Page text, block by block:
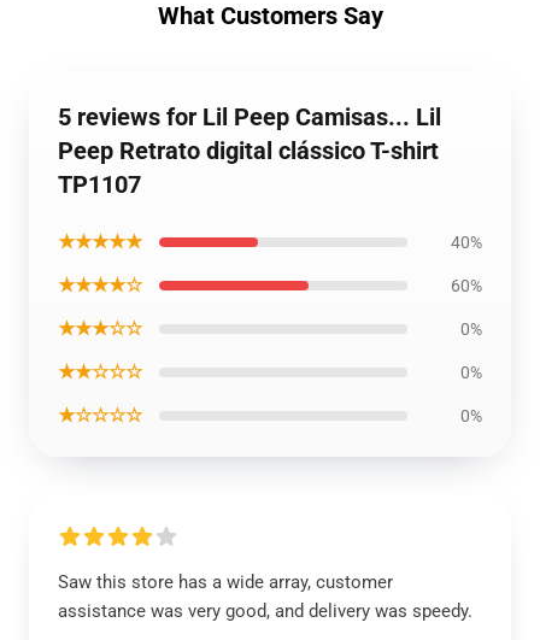
What Customers Say
5 reviews for Lil Peep Camisas... Lil
Peep Retrato digital clássico T-shirt
TP1107
★★★★★ 40%
★★★★☆ 60%
★★★☆☆ 0%
★★☆☆☆ 0%
★☆☆☆☆ 0%
Saw this store has a wide array, customer
assistance was very good, and delivery was speedy.